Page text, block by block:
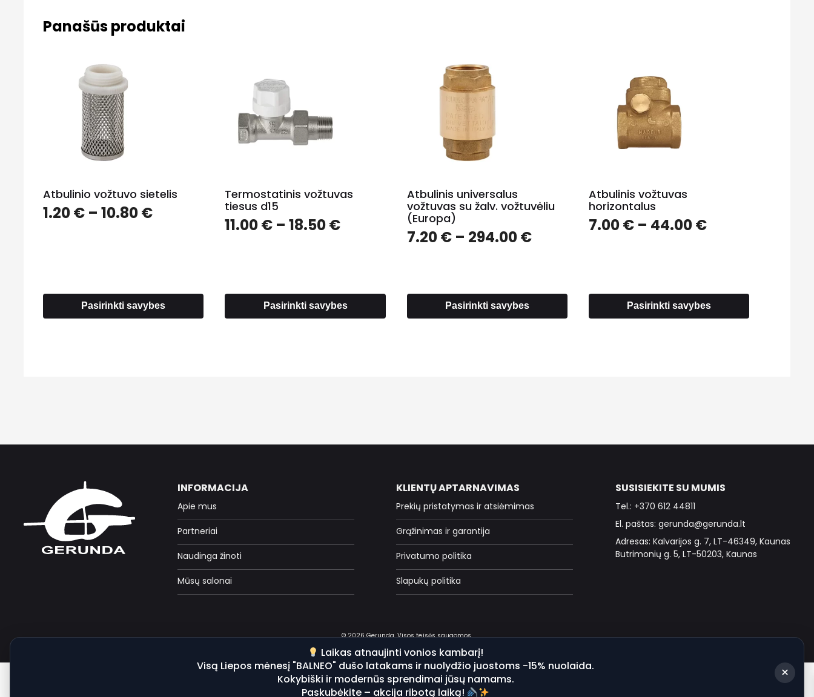
Panašūs produktai
Atbulinio vožtuvo sietelis
1.20€ – 10.80€Price
Pasirinkti savybes
Termostatinis vožtuvas
tiesus d15
11.00€ – 18.50€Price
Pasirinkti savybes
Atbulinis universalus
vožtuvas su žalv. vožtuvėliu
(Europa)
7.20€ – 294.00€Price
294.00 €
Pasirinkti savybes
Atbulinis vožtuvas
horizontalus
7.00€ – 44.00€Price
Pasirinkti savybes
INFORMACIJA
Apie mus
Partneriai
Naudinga žinoti
Mūsų salonai
KLIENTŲ APTARNAVIMAS
Prekių pristatymas ir atsiėmimas
Grąžinimas ir garantija
Privatumo politika
Slapukų politika
SUSISIEKITE SU MUMIS
Tel.: +370 612 44811
El. paštas: gerunda@gerunda.lt
Adresas: Kalvarijos g. 7, LT-46349, Kaunas
Butrimonių g. 5, LT-50203, Kaunas
© 2026 Gerunda. Visos teisės saugomos.
Laikas atnaujinti vonios kambarį!
Visą Liepos mėnesį "BALNEO" dušo latakams ir nuolydžio juostoms -15% nuolaida.
Kokybiški ir modernūs sprendimai jūsų namams.
Paskubėkite – akcija ribotą laiką!
×